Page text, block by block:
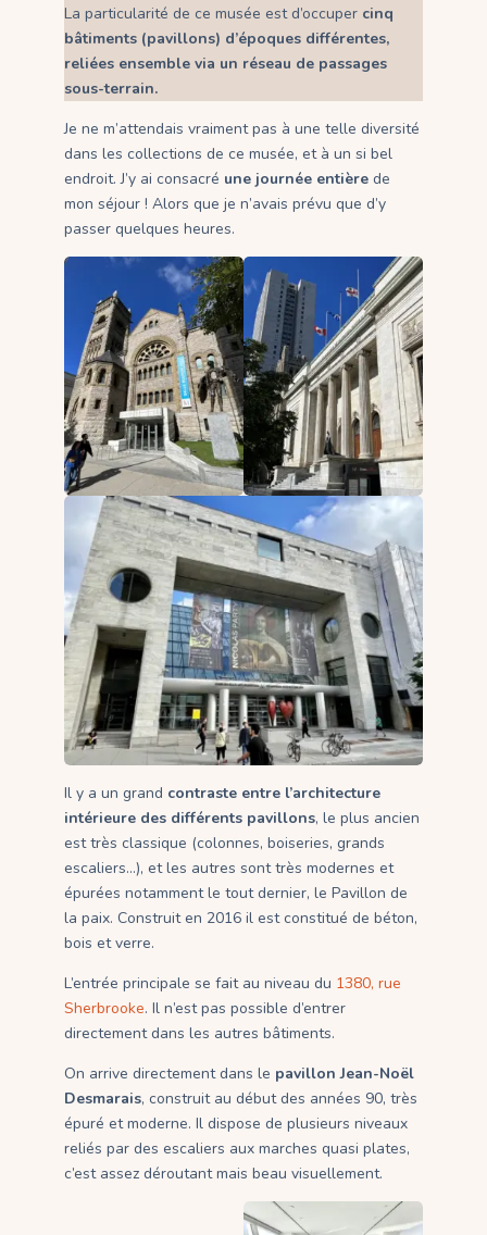
La particularité de ce musée est d’occuper cinq
bâtiments (pavillons) d’époques différentes,
reliées ensemble via un réseau de passages
sous-terrain.
Je ne m’attendais vraiment pas à une telle diversité
dans les collections de ce musée, et à un si bel
endroit. J’y ai consacré une journée entière de
mon séjour ! Alors que je n’avais prévu que d’y
passer quelques heures.
Il y a un grand contraste entre l’architecture
intérieure des différents pavillons, le plus ancien
est très classique (colonnes, boiseries, grands
escaliers…), et les autres sont très modernes et
épurées notamment le tout dernier, le Pavillon de
la paix. Construit en 2016 il est constitué de béton,
bois et verre.
L’entrée principale se fait au niveau du 1380, rue
Sherbrooke. Il n’est pas possible d’entrer
directement dans les autres bâtiments.
On arrive directement dans le pavillon Jean-Noël
Desmarais, construit au début des années 90, très
épuré et moderne. Il dispose de plusieurs niveaux
reliés par des escaliers aux marches quasi plates,
c’est assez déroutant mais beau visuellement.